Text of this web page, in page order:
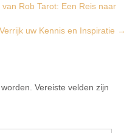
Rob Tarot: Een Reis naar
uw Kennis en Inspiratie →
Vereiste velden zijn